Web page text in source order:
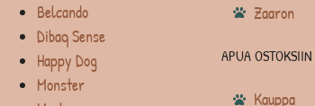
Belcando
Dibaq Sense
Happy Dog
Monster
Zaaron
APUA OSTOKSIIN
Kauppa